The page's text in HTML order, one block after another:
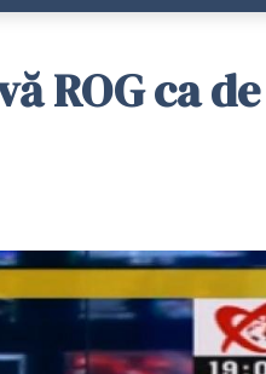
ROG ca